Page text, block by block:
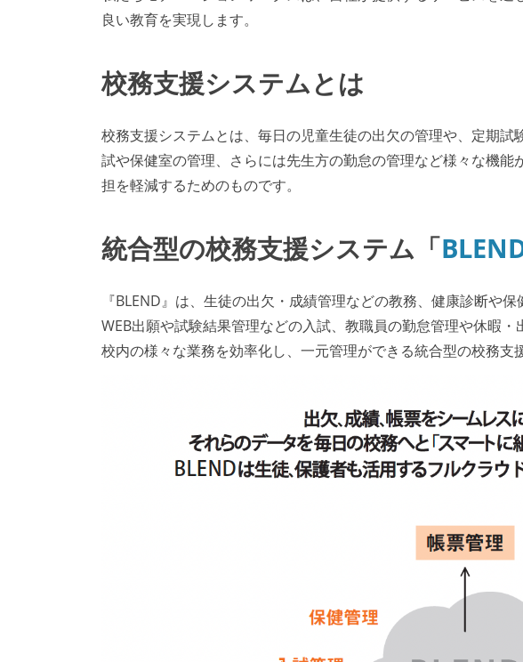
良い教育を実現します。
校務支援システムとは
校務支援システムとは、毎日の児童生徒の出欠の管理や、定期
試や保健室の管理、さらには先生方の勤怠の管理など様々な機
担を軽減するためのものです。
統合型の校務支援システム「
『BLEND』は、生徒の出欠・成績管理などの教務、健康診断や保
WEB出願や試験結果管理などの入試、教職員の勤怠管理や休暇・
校内の様々な業務を効率化し、一元管理ができる統合型の校務支